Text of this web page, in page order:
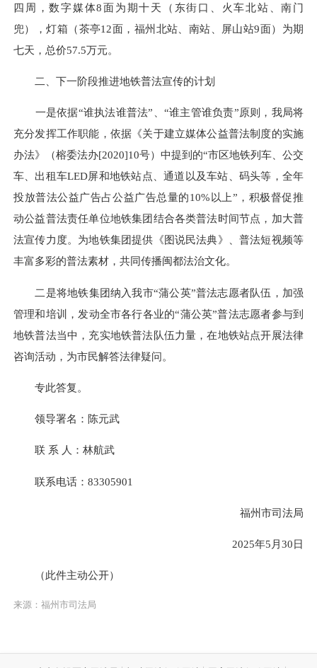
四周，数字媒体8面为期十天（东街口、火车北站、南门
兜），灯箱（茶亭12面，福州北站、南站、屏山站9面）为期
七天，总价57.5万元。
二、下一阶段推进地铁普法宣传的计划
一是依据“谁执法谁普法”、“谁主管谁负责”原则，我局将
充分发挥工作职能，依据《关于建立媒体公益普法制度的实施
办法》（榕委法办[2020]10号）中提到的“市区地铁列车、公交
车、出租车LED屏和地铁站点、通道以及车站、码头等，全年
投放普法公益广告占公益广告总量的10%以上”，积极督促推
动公益普法责任单位地铁集团结合各类普法时间节点，加大普
法宣传力度。为地铁集团提供《图说民法典》、普法短视频等
丰富多彩的普法素材，共同传播闽都法治文化。
二是将地铁集团纳入我市“蒲公英”普法志愿者队伍，加强
管理和培训，发动全市各行各业的“蒲公英”普法志愿者参与到
地铁普法当中，充实地铁普法队伍力量，在地铁站点开展法律
咨询活动，为市民解答法律疑问。
专此答复。
领导署名：陈元武
联 系 人：林航武
联系电话：83305901
福州市司法局
2025年5月30日
（此件主动公开）
来源：福州市司法局